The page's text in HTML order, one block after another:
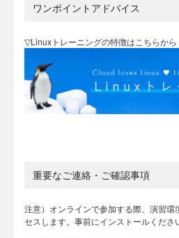
ワンポイントアドバイス
▽Linuxトレーニングの特徴はこちらから
重要なご連絡・ご確認事項
注意）オンラインで参加する際、演習
セスします。事前にインストールくださ